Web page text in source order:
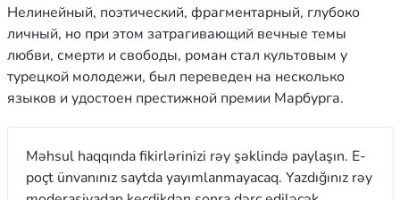
Нелинейный, поэтический, фрагментарный, глубоко
личный, но при этом затрагивающий вечные темы
любви, смерти и свободы, роман стал культовым у
турецкой молодежи, был переведен на несколько
языков и удостоен престижной премии Марбурга.
Məhsul haqqında fikirlərinizi rəy şəklində paylaşın. E-
poçt ünvanınız saytda yayımlanmayacaq. Yazdığınız rəy